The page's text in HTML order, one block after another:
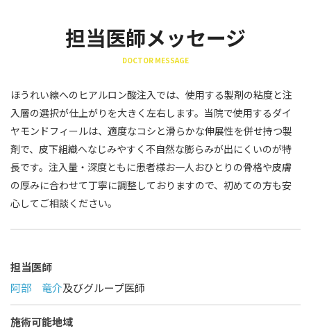
大阪
仙台
福岡
担当医師メッセージ
DOCTOR MESSAGE
ほうれい線へのヒアルロン酸注入では、使用する製剤の粘度と注
入層の選択が仕上がりを大きく左右します。当院で使用するダイ
ヤモンドフィールは、適度なコシと滑らかな伸展性を併せ持つ製
剤で、皮下組織へなじみやすく不自然な膨らみが出にくいのが特
長です。注入量・深度ともに患者様お一人おひとりの骨格や皮膚
の厚みに合わせて丁寧に調整しておりますので、初めての方も安
心してご相談ください。
担当医師
阿部 竜介及びグループ医師
施術可能地域